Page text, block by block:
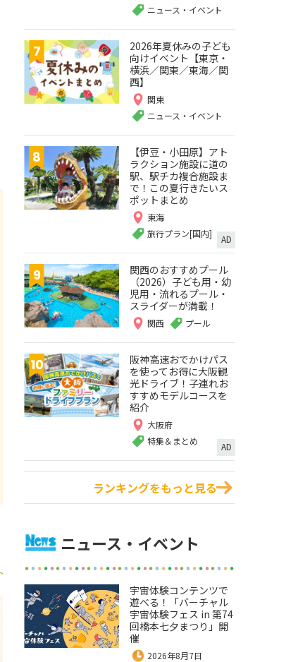
ニュース・イベント
2026年夏休みの子ども
向けイベント【東京・
横浜／関東／東海／関
西】
関東
ニュース・イベント
【伊豆・小田原】アト
ラクション施設に道の
駅、駅チカ複合施設ま
で！この夏行きたいス
ポットまとめ
東海
旅行プラン[国内]
AD
関西のおすすめプール
（2026）子ども用・幼
児用・流れるプール・
スライダーが満載！
関西 プール
阪神高速おでかけパス
を使ってお得に大阪観
光ドライブ！子連れお
すすめモデルコースを
紹介
大阪府
特集＆まとめ
AD
ランキングをもっと見る
ニュース・イベント
宇宙体験コンテンツで
遊べる！「バーチャル
宇宙体験フェス in 第74
回橋本七夕まつり」開
催
2026年8月7日